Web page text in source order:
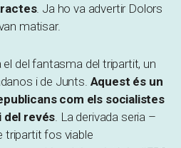
. Ja ho va advertir Dolors
matisar.
del fantasma del tripartit, un
i de Junts. Aquest és un
com els socialistes
del revés . La derivada seria –
tripartit fos viable